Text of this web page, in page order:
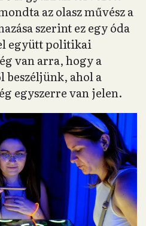
az olasz művész a
szerint ez egy óda
együtt politikai
van arra, hogy a
beszéljünk, ahol a
egyszerre van jelen.